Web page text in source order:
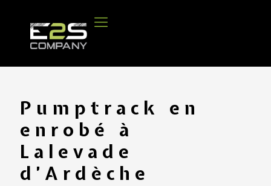
Pumptrack en
enrobé à
Lalevade
d’Ardèche